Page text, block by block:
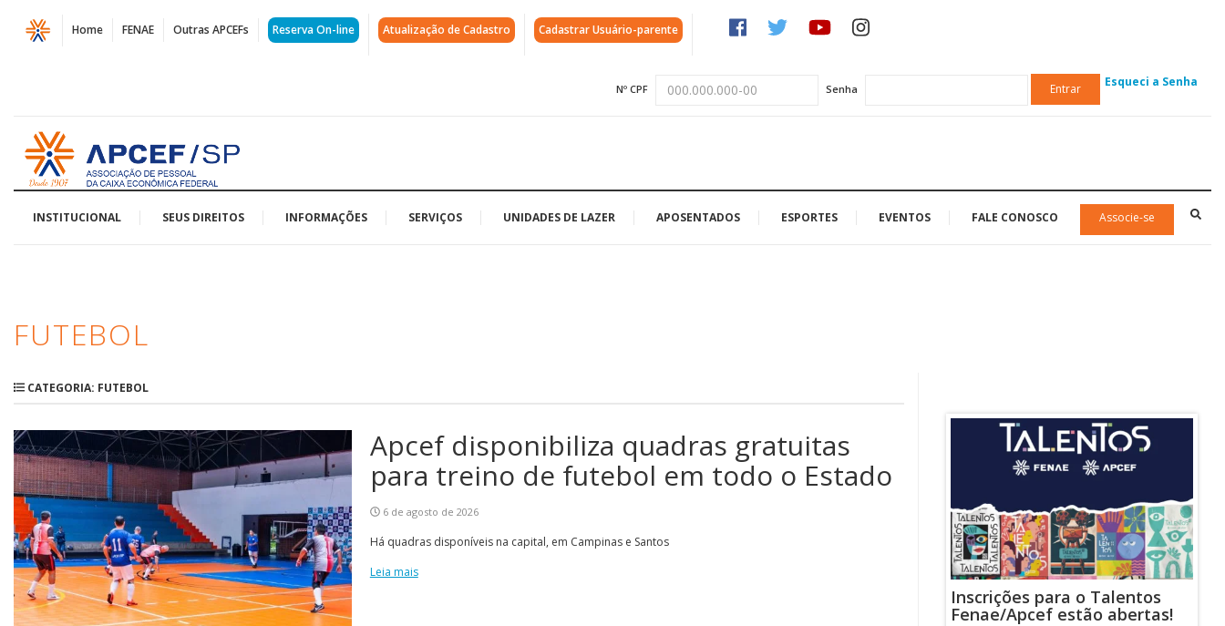
Página
Arquivos
APCEF/SP
Home FENAE Outras APCEFs Reserva On-line Atualização de Cadastro Cadastrar Usuário-parente
Nº CPF Senha Entrar Esqueci a Senha
Acessar
página
inicial
INSTITUCIONAL SEUS DIREITOS INFORMAÇÕES SERVIÇOS UNIDADES DE LAZER APOSENTADOS ESPORTES EVENTOS FALE CONOSCO Associe-se
FUTEBOL
CATEGORIA: FUTEBOL
Apcef disponibiliza quadras gratuitas
para treino de futebol em todo o Estado
6 de agosto de 2026
Há quadras disponíveis na capital, em Campinas e Santos
Leia mais
Inscrições para o Talentos
Fenae/Apcef estão abertas!